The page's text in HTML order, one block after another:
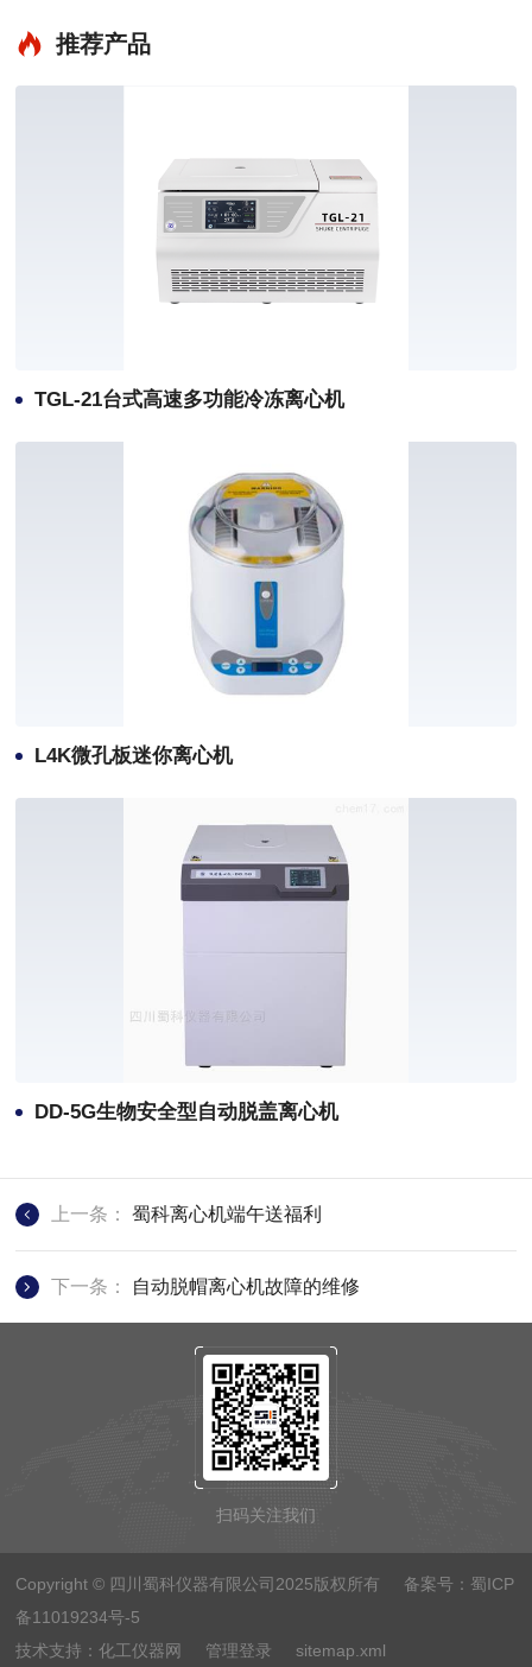
推荐产品
TGL-21台式高速多功能冷冻离心机
L4K微孔板迷你离心机
DD-5G生物安全型自动脱盖离心机
上一条：蜀科离心机端午送福利
下一条： 自动脱帽离心机故障的维修
扫码关注我们
Copyright © 四川蜀科仪器有限公司2025版权所有 备案号： 蜀ICP
备11019234号-5
技术支持：化工仪器网 管理登录 sitemap.xml